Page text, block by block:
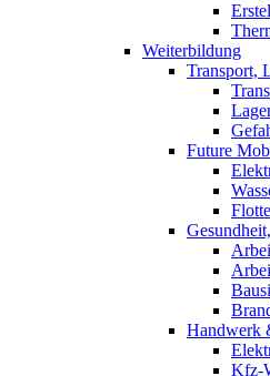
Weiterbildung
Transport,
Future
Handwerk
Kfz-